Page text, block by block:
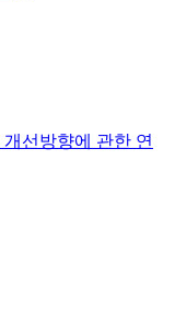
선방향에 관한 연